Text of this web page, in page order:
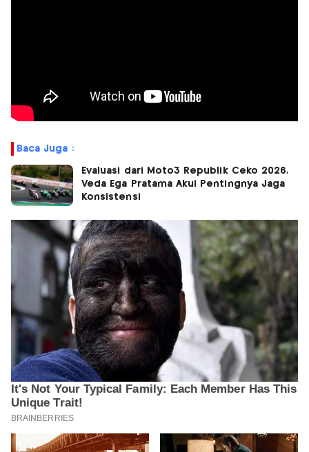
Baca Juga :
Evaluasi dari Moto3 Republik Ceko 2026,
Veda Ega Pratama Akui Pentingnya Jaga
Konsistensi